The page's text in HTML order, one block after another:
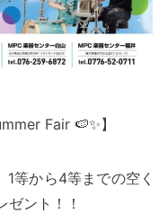
Fair 🍉✨】
等から4等までの空く
ゼント！！